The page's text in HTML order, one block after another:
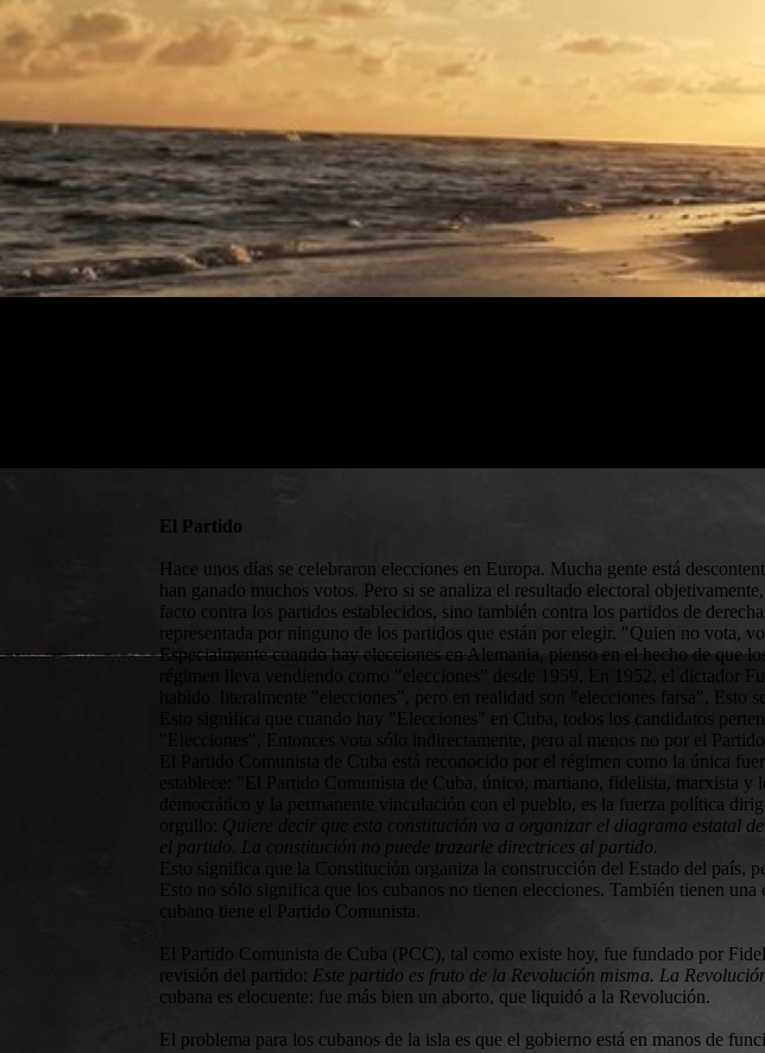
El Partido
Hace unos días se celebraron elecciones en Europa. Mucha gente está
han ganado muchos votos. Pero si se analiza el resultado electoral
facto contra los partidos establecidos, sino también contra los partidos de
representada por ninguno de los partidos que están por elegir. "Quien no vota,
Especialmente cuando hay elecciones en Alemania, pienso en el hecho de que
régimen lleva vendiendo como "elecciones" desde 1959. En 1952, el dictador
habido literalmente "elecciones", pero en realidad son "elecciones farsa". Esto
Esto significa que cuando hay "Elecciones" en Cuba, todos los candidatos
"Elecciones". Entonces vota sólo indirectamente, pero al menos no por el
El Partido Comunista de Cuba está reconocido por el régimen como la única
establece: "El Partido Comunista de Cuba, único, martiano, fidelista, marxista
democrático y la permanente vinculación con el pueblo, es la fuerza política
orgullo:
Quiere decir que esta constitución va a organizar el diagrama estatal
el partido. La constitución no puede trazarle directrices al partido.
Esto significa que la Constitución organiza la construcción del Estado del país,
Esto no sólo significa que los cubanos no tienen elecciones. También tienen
cubano tiene el Partido Comunista.
El Partido Comunista de Cuba (PCC), tal como existe hoy, fue fundado por
revisión del partido: Este partido es fruto de la Revolución misma. La
cubana es elocuente: fue más bien un aborto, que liquidó a la Revolución.
El problema para los cubanos de la isla es que el gobierno está en manos de